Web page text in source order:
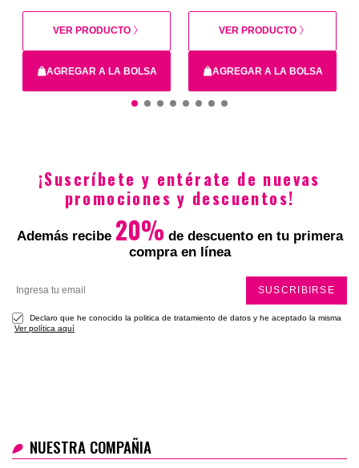
AGREGAR A LA BOLSA
VER PRODUCTO
$19.900
AGREGAR A LA BOLSA
VER PRODUCTO
$16.900
¡Suscríbete y entérate de nuevas
promociones y descuentos!
Además recibe 20% de descuento en tu primera
compra en línea
SUSCRIBIRSE
Declaro que he conocido la politica de tratamiento de datos y he aceptado la misma
Ver política aquí
NUESTRA COMPAÑIA